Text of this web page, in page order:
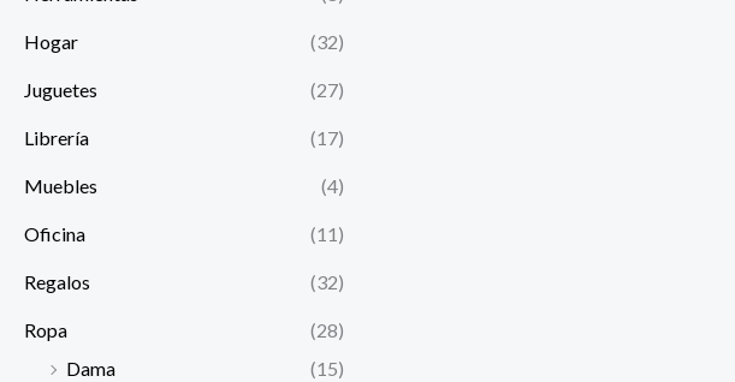
Hogar (32)
Juguetes (27)
Librería (17)
Muebles (4)
Oficina (11)
Regalos (32)
Ropa
(28)
Dama
(15)